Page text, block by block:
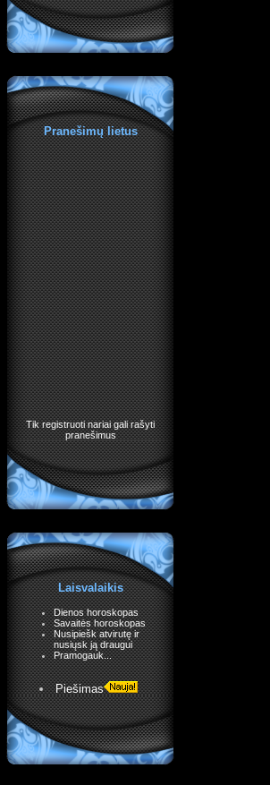
Pranešimų lietus
Tik registruoti nariai gali rašyti
pranešimus
Laisvalaikis
Dienos horoskopas
Savaitės horoskopas
Nusipiešk atvirutę ir
nusiųsk ją draugui
Pramogauk...
Piešimas